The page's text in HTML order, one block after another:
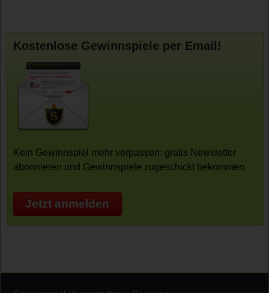
Kostenlose Gewinnspiele per Email!
Kein Gewinnspiel mehr verpassen: gratis Newsletter
abonnieren und Gewinnspiele zugeschickt bekommen.
Jetzt anmelden